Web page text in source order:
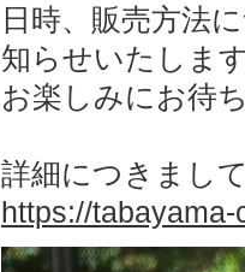
日時、販売方法
知らせいたしま
お楽しみにお待
詳細につきまし
https://